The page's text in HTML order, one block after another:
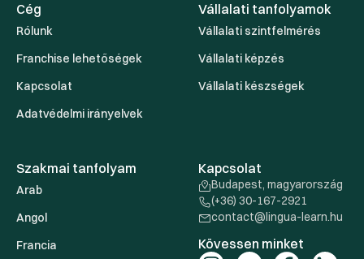
Cég
Rólunk
Franchise lehetőségek
Kapcsolat
Adatvédelmi irányelvek
Vállalati tanfolyamok
Vállalati szintfelmérés
Vállalati képzés
Vállalati készségek
Szakmai tanfolyam
Arab
Angol
Francia
Kapcsolat
Budapest, magyarország
(+36) 30-167-2921
contact@lingua-learn.hu
Kövessen minket